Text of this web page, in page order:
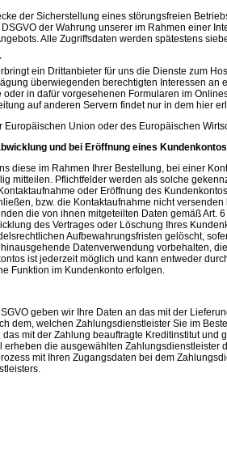
der Sicherstellung eines störungsfreien
der Wahrung unserer im Rahmen einer
Alle Zugriffsdaten werden spätestens
ein Drittanbieter für uns die Dienste zum
überwiegenden berechtigten Interessen an
in dafür vorgesehenen Formularen im
auf anderen Servern findet nur in dem hier
Union oder des Europäischen
und bei Eröffnung eines Kundenkontos
diese im Rahmen Ihrer Bestellung, bei einer
mitteilen. Pflichtfelder werden als solche
oder Eröffnung des
bzw. die Kontaktaufnahme nicht
die von ihnen mitgeteilten Daten gemäß Art.
des Vertrages oder Löschung Ihres
Aufbewahrungsfristen gelöscht,
Datenverwendung vorbehalten,
ist jederzeit möglich und kann entweder
Funktion im Kundenkonto erfolgen.
geben wir Ihre Daten an das mit der
dem, welchen Zahlungsdienstleister Sie im
mit der Zahlung beauftragte Kreditinstitut und
die ausgewählten Zahlungsdienstleister
mit Ihren Zugangsdaten bei dem